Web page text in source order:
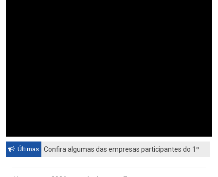
Últimas
Confira algumas das empresas participantes do 1º